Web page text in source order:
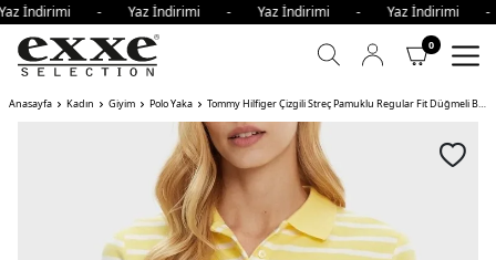
İndirimi - Yaz İndirimi - Yaz İndirimi - Yaz
0
Anasayfa Kadın Giyim Polo Yaka Tommy Hilfiger Çizgili Streç Pamuklu Regular Fit Düğmeli Bayan Polo Yaka T Shirt SARI